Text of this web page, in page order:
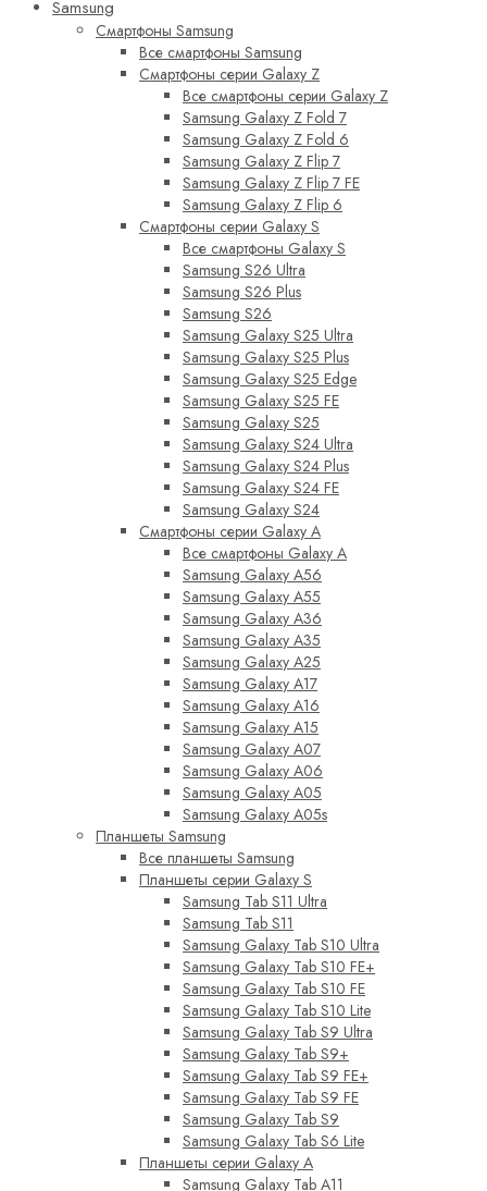
Samsung
Смартфоны Samsung
Все смартфоны Samsung
Смартфоны серии Galaxy Z
Все смартфоны серии Galaxy Z
Samsung Galaxy Z Fold 7
Samsung Galaxy Z Fold 6
Samsung Galaxy Z Flip 7
Samsung Galaxy Z Flip 7 FE
Samsung Galaxy Z Flip 6
Смартфоны серии Galaxy S
Все смартфоны Galaxy S
Samsung S26 Ultra
Samsung S26 Plus
Samsung S26
Samsung Galaxy S25 Ultra
Samsung Galaxy S25 Plus
Samsung Galaxy S25 Edge
Samsung Galaxy S25 FE
Samsung Galaxy S25
Samsung Galaxy S24 Ultra
Samsung Galaxy S24 Plus
Samsung Galaxy S24 FE
Samsung Galaxy S24
Смартфоны серии Galaxy A
Все смартфоны Galaxy A
Samsung Galaxy A56
Samsung Galaxy A55
Samsung Galaxy A36
Samsung Galaxy A35
Samsung Galaxy A25
Samsung Galaxy A17
Samsung Galaxy A16
Samsung Galaxy A15
Samsung Galaxy A07
Samsung Galaxy A06
Samsung Galaxy A05
Samsung Galaxy A05s
Планшеты Samsung
Все планшеты Samsung
Планшеты серии Galaxy S
Samsung Tab S11 Ultra
Samsung Tab S11
Samsung Galaxy Tab S10 Ultra
Samsung Galaxy Tab S10 FE+
Samsung Galaxy Tab S10 FE
Samsung Galaxy Tab S10 Lite
Samsung Galaxy Tab S9 Ultra
Samsung Galaxy Tab S9+
Samsung Galaxy Tab S9 FE+
Samsung Galaxy Tab S9 FE
Samsung Galaxy Tab S9
Samsung Galaxy Tab S6 Lite
Планшеты серии Galaxy A
Samsung Galaxy Tab A11